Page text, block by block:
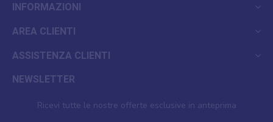
INFORMAZIONI
AREA CLIENTI
ASSISTENZA CLIENTI
NEWSLETTER
Ricevi tutte le nostre offerte esclusive in anteprima